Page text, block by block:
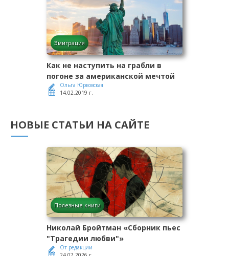
Эмиграция
Как не наступить на грабли в
погоне за американской мечтой
Ольга Юрковская
14.02.2019 г.
НОВЫЕ СТАТЬИ НА САЙТЕ
Полезные книги
Николай Бройтман «Сборник пьес
"Трагедии любви"»
От редакции